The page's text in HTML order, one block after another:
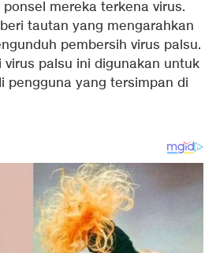
mereka terkena virus.
tautan yang mengarahkan
pembersih virus palsu.
virus palsu ini digunakan untuk
pengguna yang tersimpan di